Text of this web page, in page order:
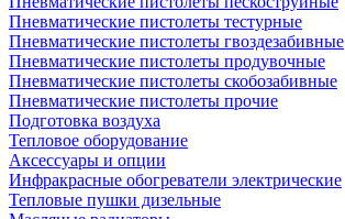
Пневматические пистолеты тестурные
Пневматические пистолеты гвоздезабивные
Пневматические пистолеты продувочные
Пневматические пистолеты скобозабивные
Пневматические пистолеты прочие
Подготовка воздуха
Тепловое оборудование
Аксессуары и опции
Инфракрасные обогреватели электрические
Тепловые пушки дизельные